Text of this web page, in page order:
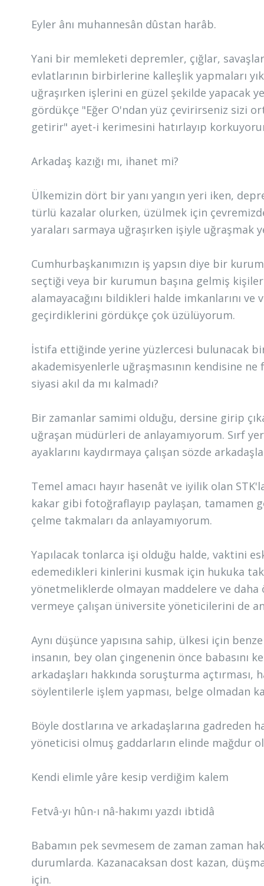
Eyler ânı muhannesân dûstan harâb.
Yani bir memleketi depremler, çığlar,
evlatlarının birbirlerine kalleşlik yapmaları
uğraşırken işlerini en güzel şekilde yapacak
gördükçe "Eğer O'ndan yüz çevirirseniz sizi
getirir" ayet-i kerimesini hatırlayıp
Arkadaş kazığı mı, ihanet mi?
Ülkemizin dört bir yanı yangın yeri iken,
türlü kazalar olurken, üzülmek için
yaraları sarmaya uğraşırken işiyle
Cumhurbaşkanımızın iş yapsın diye bir
seçtiği veya bir kurumun başına gelmiş
alamayacağını bildikleri halde imkanlarını
geçirdiklerini gördükçe çok üzülüyorum.
İstifa ettiğinde yerine yüzlercesi bulunacak
akademisyenlerle uğraşmasının kendisine
siyasi akıl da mı kalmadı?
Bir zamanlar samimi olduğu, dersine girip
uğraşan müdürleri de anlayamıyorum. Sırf
ayaklarını kaydırmaya çalışan sözde
Temel amacı hayır hasenât ve iyilik olan
kakar gibi fotoğraflayıp paylaşan, tamamen
çelme takmaları da anlayamıyorum.
Yapılacak tonlarca işi olduğu halde, vaktini
edemedikleri kinlerini kusmak için hukuka
yönetmeliklerde olmayan maddelere ve
vermeye çalışan üniversite yöneticilerini de
Aynı düşünce yapısına sahip, ülkesi için
insanın, bey olan çingenenin önce babasını
arkadaşları hakkında soruşturma
söylentilerle işlem yapması, belge olmadan
Böyle dostlarına ve arkadaşlarına gadreden
yöneticisi olmuş gaddarların elinde mağdur
Kendi elimle yâre kesip verdiğim kalem
Fetvâ-yı hûn-ı nâ-hakımı yazdı ibtidâ
Babamın pek sevmesem de zaman zaman
durumlarda. Kazanacaksan dost kazan,
için.